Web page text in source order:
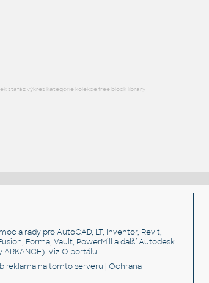
stafáž výkres kategorie kolekce free block library
a rady pro AutoCAD, LT, Inventor, Revit,
Forma, Vault, PowerMill a další Autodesk
VizO portálu.
reklama na tomto serveru |Ochrana